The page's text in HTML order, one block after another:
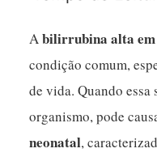
Abilirrubina alta em
condição comum,
de vida. Quando essa
organismo, pode
neonatal,